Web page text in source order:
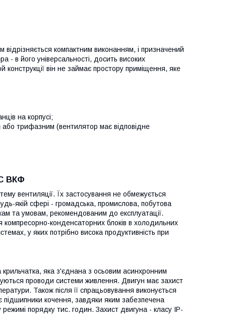
відрізняється компактним виконанням, і призначений
- в його універсальності, досить високих
конструкції він не займає простору приміщення, яке
на корпусі;
трифазним (вентилятор має відповідне
ВКФ
вентиляції. Їх застосування не обмежується
якій сфері - громадська, промислова, побутова
та умовам, рекомендованим до експлуатації.
конденсаторних блоків в холодильних
у яких потрібно висока продуктивність при
яка з'єднана з осьовим асинхронним
проводи системи живлення. Двигун має захист
Також після її спрацьовування виконується
підшипники кочення, завдяки яким забезпечена
порядку тис. годин. Захист двигуна - класу IP-